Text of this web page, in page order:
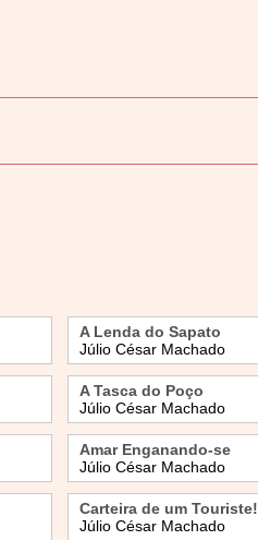
A Lenda do Sapato
Júlio César Machado
A Tasca do Poço
Júlio César Machado
Amar Enganando-se
Júlio César Machado
Carteira de um Touriste!
Júlio César Machado